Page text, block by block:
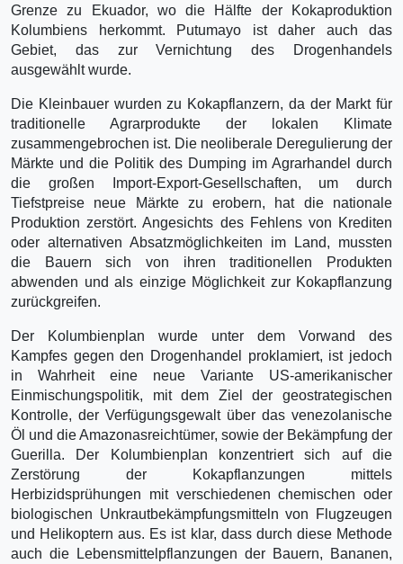
Grenze zu Ekuador, wo die Hälfte der Kokaproduktion
Kolumbiens herkommt. Putumayo ist daher auch das
Gebiet, das zur Vernichtung des Drogenhandels
ausgewählt wurde.
Die Kleinbauer wurden zu Kokapflanzern, da der Markt für
traditionelle Agrarprodukte der lokalen Klimate
zusammengebrochen ist. Die neoliberale Deregulierung der
Märkte und die Politik des Dumping im Agrarhandel durch
die großen Import-Export-Gesellschaften, um durch
Tiefstpreise neue Märkte zu erobern, hat die nationale
Produktion zerstört. Angesichts des Fehlens von Krediten
oder alternativen Absatzmöglichkeiten im Land, mussten
die Bauern sich von ihren traditionellen Produkten
abwenden und als einzige Möglichkeit zur Kokapflanzung
zurückgreifen.
Der Kolumbienplan wurde unter dem Vorwand des
Kampfes gegen den Drogenhandel proklamiert, ist jedoch
in Wahrheit eine neue Variante US-amerikanischer
Einmischungspolitik, mit dem Ziel der geostrategischen
Kontrolle, der Verfügungsgewalt über das venezolanische
Öl und die Amazonasreichtümer, sowie der Bekämpfung der
Guerilla. Der Kolumbienplan konzentriert sich auf die
Zerstörung der Kokapflanzungen mittels
Herbizidsprühungen mit verschiedenen chemischen oder
biologischen Unkrautbekämpfungsmitteln von Flugzeugen
und Helikoptern aus. Es ist klar, dass durch diese Methode
auch die Lebensmittelpflanzungen der Bauern, Bananen,